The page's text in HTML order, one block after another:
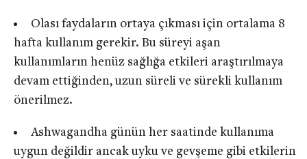
Olası faydaların ortaya çıkması için ortalama 8
hafta kullanım gerekir. Bu süreyi aşan
kullanımların henüz sağlığa etkileri araştırılmaya
devam ettiğinden, uzun süreli ve sürekli kullanım
önerilmez.
Ashwagandha günün her saatinde kullanıma
uygun değildir ancak uyku ve gevşeme gibi etkilerin